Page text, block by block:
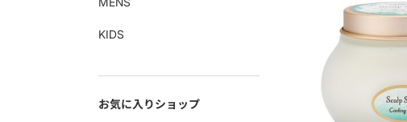
KIDS
お気に入りショップ